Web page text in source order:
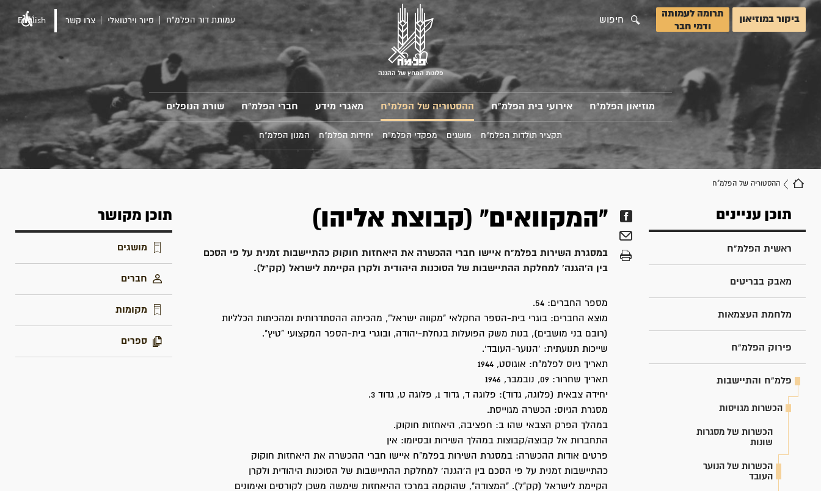
ביקור במוזיאון
תרומה לעמותה
ודמי חבר
חיפוש
פלוגות המחץ של ההגנה
עמותת דור הפלמ"ח סיור וירטואלי צרו קשר English
מוזיאון הפלמ"ח אירועי בית הפלמ"ח ההסטוריה של הפלמ"ח מאגרי מידע חברי הפלמ"ח שורת הנופלים
תקציר תולדות הפלמ"ח מושגים מפקדי הפלמ"ח יחידות הפלמ"ח המנון הפלמ"ח
ההסטוריה של הפלמ"ח
תוכן עניינים
ראשית הפלמ"ח
מאבק בבריטים
מלחמת העצמאות
פירוק הפלמ"ח
פלמ"ח והתיישבות
הכשרות מגויסות
הכשרות של מסגרות
שונות
הכשרות של הנוער
העובד
"המקוואים" (קבוצת אליהו)
במסגרת השירות בפלמ"ח איישו חברי ההכשרה את היאחזות חוקוק כהתיישבות זמנית על פי הסכם
בין ה'הגנה' למחלקת ההתיישבות של הסוכנות היהודית ולקרן הקיימת לישראל (קק"ל).
מספר החברים: 54.
מוצא החברים: בוגרי בית-הספר החקלאי "מקווה ישראל", מהכיתה ההסתדרותית ומהכיתות הכלליות
(רובם בני מושבים), בנות משק הפועלות בנחלת-יהודה, ובוגרי בית-הספר המקצועי "טיץ".
שייכות תנועתית: ‘הנוער-העובד’.
תאריך גיוס לפלמ"ח: אוגוסט, 1944
תאריך שחרור: 09, נובמבר, 1946
יחידה צבאית (פלוגה, גדוד): פלוגה ד, גדוד 1, פלוגה ט, גדוד 3.
מסגרת הגיוס: הכשרה מגוייסת.
במהלך הפרק הצבאי שהו ב: חפציבה, היאחזות חוקוק.
התחברות אל קבוצה/קבוצות במהלך השירות ובסיומו: אין
פרטים אודות ההכשרה: במסגרת השירות בפלמ"ח איישו חברי ההכשרה את היאחזות חוקוק
כהתיישבות זמנית על פי הסכם בין ה'הגנה' למחלקת ההתיישבות של הסוכנות היהודית ולקרן
הקיימת לישראל (קק"ל). "המצודה", שהוקמה במרכז ההיאחזות שימשה משכן לקורסים ואימונים
תוכן מקושר
מושגים
חברים
מקומות
ספרים